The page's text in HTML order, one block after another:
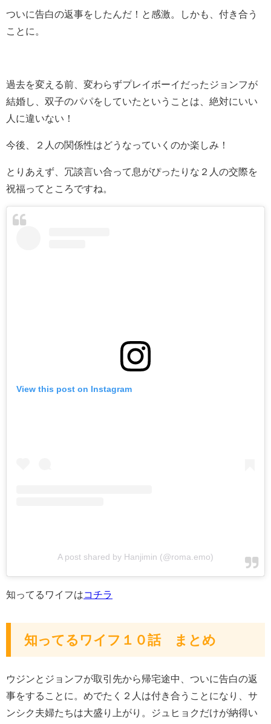
ついに告白の返事をしたんだ！と感激。しかも、付き合う
ことに。
過去を変える前、変わらずプレイボーイだったジョンフが
結婚し、双子のパパをしていたということは、絶対にいい
人に違いない！
今後、２人の関係性はどうなっていくのか楽しみ！
とりあえず、冗談言い合って息がぴったりな２人の交際を
祝福ってところですね。
View this post on Instagram
A post shared by Hanjimin (@roma.emo)
知ってるワイフはコチラ
知ってるワイフ１０話 まとめ
ウジンとジョンフが取引先から帰宅途中、ついに告白の返
事をすることに。めでたく２人は付き合うことになり、サ
ンシク夫婦たちは大盛り上がり。ジュヒョクだけが納得い